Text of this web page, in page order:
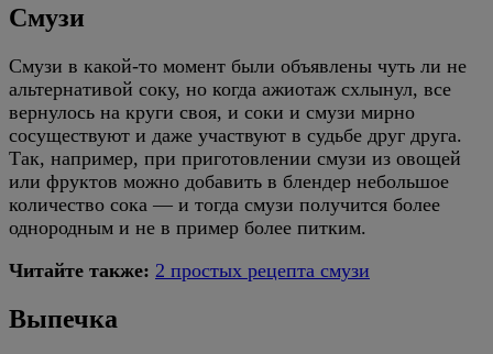
Смузи
Смузи в какой-то момент были объявлены чуть ли не
альтернативой соку, но когда ажиотаж схлынул, все
вернулось на круги своя, и соки и смузи мирно
сосуществуют и даже участвуют в судьбе друг друга.
Так, например, при приготовлении смузи из овощей
или фруктов можно добавить в блендер небольшое
количество сока — и тогда смузи получится более
однородным и не в пример более питким.
Читайте также: 2 простых рецепта смузи
Выпечка